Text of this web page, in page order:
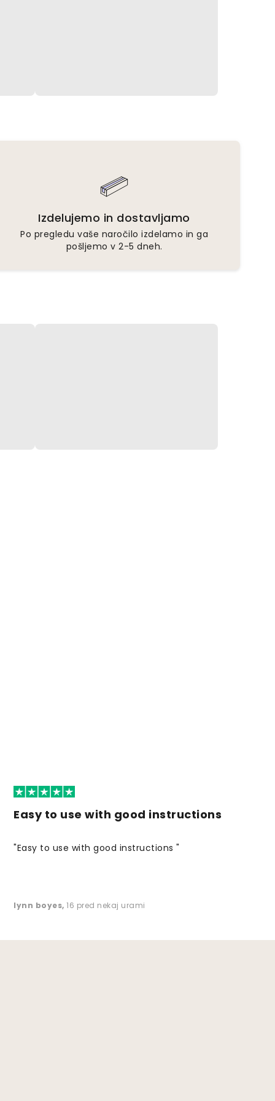
Izdelujemo in dostavljamo
Po pregledu vaše naročilo izdelamo in ga
pošljemo v 2-5 dneh.
Easy to use with good instructions
"Easy to use with good instructions "
lynn boyes, 16 pred nekaj urami